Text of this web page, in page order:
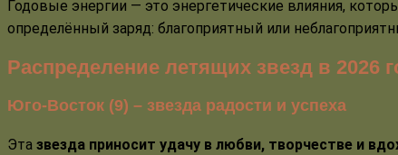
Годовые энергии — это энергетические влияния,
определённый заряд: благоприятный или
Распределение летящих звезд в 2026
Юго-Восток (9) – звезда радости и успеха
Эта звезда приносит удачу в любви, творчестве и